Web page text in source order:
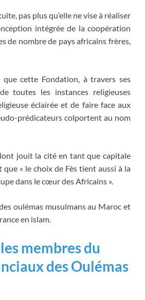
pas plus qu’elle ne vise à réaliser
intégrée de la coopération
de nombre de pays africains frères,
cette Fondation, à travers ses
toutes les instances religieuses
éclairée et de faire face aux
prédicateurs colportent au nom
jouit la cité en tant que capitale
« le choix de Fès tient aussi à la
dans le cœur des Africains ».
oulémas musulmans au Maroc et
en islam.
membres du
des Oulémas